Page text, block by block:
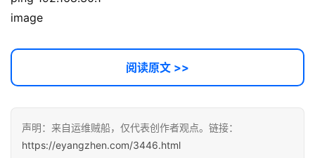
image
阅读原文 >>
声明：来自运维贼船，仅代表创作者观点。链接：
https://eyangzhen.com/3446.html